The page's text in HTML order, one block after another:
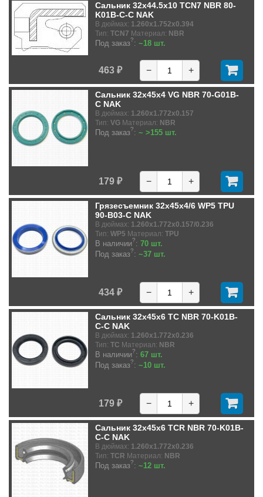
Сальник 32x44.5x10 TCN7 NBR 80-
K01B-C-C NAK
В дюймах: 1.260x1.752x0.394
Тип: TCN7 Материал: NBR
Под заказ?: ~18 шт.
463 ₽ − +
Сальник 32x45x4 VG NBR 70-G01B-
C NAK
В дюймах: 1.260x1.772x0.157
Тип: VG Материал: NBR
Под заказ?: ~ >155 шт.
179 ₽ − +
Грязесъемник 32x45x4/6 WP5 TPU
90-B03-C NAK
В дюймах: 1.260x1.772x0.157/0.236
Тип: WP5 Материал: TPU
В наличии?: 70 шт.
Под заказ?: ~37 шт.
434 ₽ − +
Сальник 32x45x6 TC NBR 70-K01B-
C-C NAK
В дюймах: 1.260x1.772x0.236
Тип: TC Материал: NBR
В наличии?: 67 шт.
Под заказ?: ~10 шт.
179 ₽ − +
Сальник 32x45x6 TCR NBR 70-K01B-
C-C NAK
В дюймах: 1.260x1.772x0.236
Тип: TCR Материал: NBR
Под заказ?: ~12 шт.